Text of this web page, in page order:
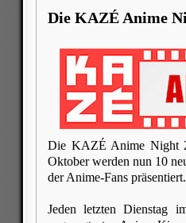
Die KAZÉ Anime
Die KAZÉ Anime Night
Oktober werden nun 10
der Anime-Fans präsentiert.
Jeden letzten Dienstag